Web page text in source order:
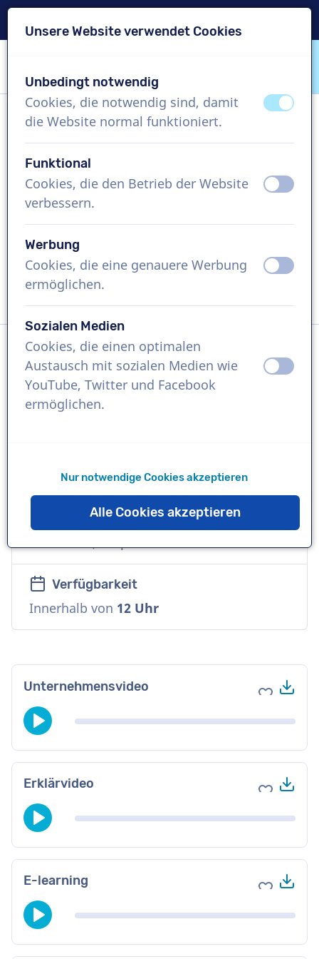
VoiceProductions
Thijs
US$ 304,95
Imagefilm , 1 - 250 Wörter
Projekt erstellen
Kostenlose Demo anfordern
Sprache
Niederländisch
Sprecher
Kommerziell, Vielseitig, Zuverlässig,
Verfügbarkeit
Innerhalb von 12 Uhr
Unternehmensvideo Zu
Erklärvideo Zu
E-learning Zu
Unsere Website verwendet Cookies
Unbedingt notwendig
Cookies, die notwendig sind, damit
die Website normal funktioniert.
aus
an
Funktional
Cookies, die den Betrieb der Website
verbessern.
ausan
Werbung
Cookies, die eine genauere Werbung
ermöglichen.
ausan
Sozialen Medien
Cookies, die einen optimalen
Austausch mit sozialen Medien wie
YouTube, Twitter und Facebook
ermöglichen.
ausan
Nur notwendige Cookies akzeptieren
Alle Cookies akzeptieren